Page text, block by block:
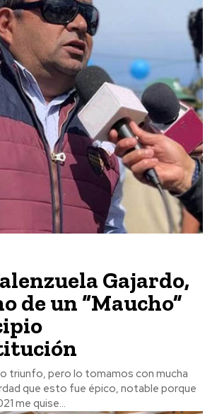
Gajardo,
de un “Maucho”
triunfo, pero lo tomamos con mucha
que esto fue épico, notable porque
me quise...